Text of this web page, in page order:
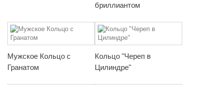
бриллиантом
Мужское Кольцо с
Гранатом
Кольцо "Череп в
Цилиндре"